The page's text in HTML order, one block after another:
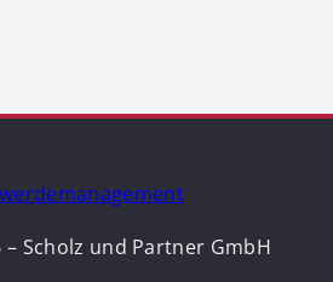
– Scholz und Partner GmbH